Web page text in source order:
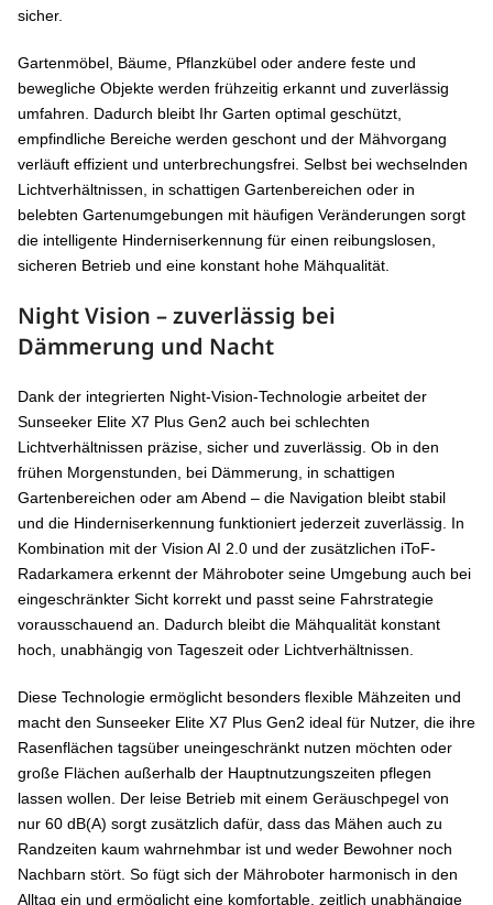
sicher.
Gartenmöbel, Bäume, Pflanzkübel oder andere feste und
bewegliche Objekte werden frühzeitig erkannt und zuverlässig
umfahren. Dadurch bleibt Ihr Garten optimal geschützt,
empfindliche Bereiche werden geschont und der Mähvorgang
verläuft effizient und unterbrechungsfrei. Selbst bei wechselnden
Lichtverhältnissen, in schattigen Gartenbereichen oder in
belebten Gartenumgebungen mit häufigen Veränderungen sorgt
die intelligente Hinderniserkennung für einen reibungslosen,
sicheren Betrieb und eine konstant hohe Mähqualität.
Night Vision – zuverlässig bei
Dämmerung und Nacht
Dank der integrierten Night-Vision-Technologie arbeitet der
Sunseeker Elite X7 Plus Gen2 auch bei schlechten
Lichtverhältnissen präzise, sicher und zuverlässig. Ob in den
frühen Morgenstunden, bei Dämmerung, in schattigen
Gartenbereichen oder am Abend – die Navigation bleibt stabil
und die Hinderniserkennung funktioniert jederzeit zuverlässig. In
Kombination mit der Vision AI 2.0 und der zusätzlichen iToF-
Radarkamera erkennt der Mähroboter seine Umgebung auch bei
eingeschränkter Sicht korrekt und passt seine Fahrstrategie
vorausschauend an. Dadurch bleibt die Mähqualität konstant
hoch, unabhängig von Tageszeit oder Lichtverhältnissen.
Diese Technologie ermöglicht besonders flexible Mähzeiten und
macht den Sunseeker Elite X7 Plus Gen2 ideal für Nutzer, die ihre
Rasenflächen tagsüber uneingeschränkt nutzen möchten oder
große Flächen außerhalb der Hauptnutzungszeiten pflegen
lassen wollen. Der leise Betrieb mit einem Geräuschpegel von
nur 60 dB(A) sorgt zusätzlich dafür, dass das Mähen auch zu
Randzeiten kaum wahrnehmbar ist und weder Bewohner noch
Nachbarn stört. So fügt sich der Mähroboter harmonisch in den
Alltag ein und ermöglicht eine komfortable, zeitlich unabhängige